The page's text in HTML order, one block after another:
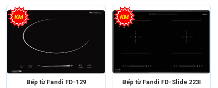
Bếp từ Fandi FD-129 Bếp từ Fandi FD-Slide 223I